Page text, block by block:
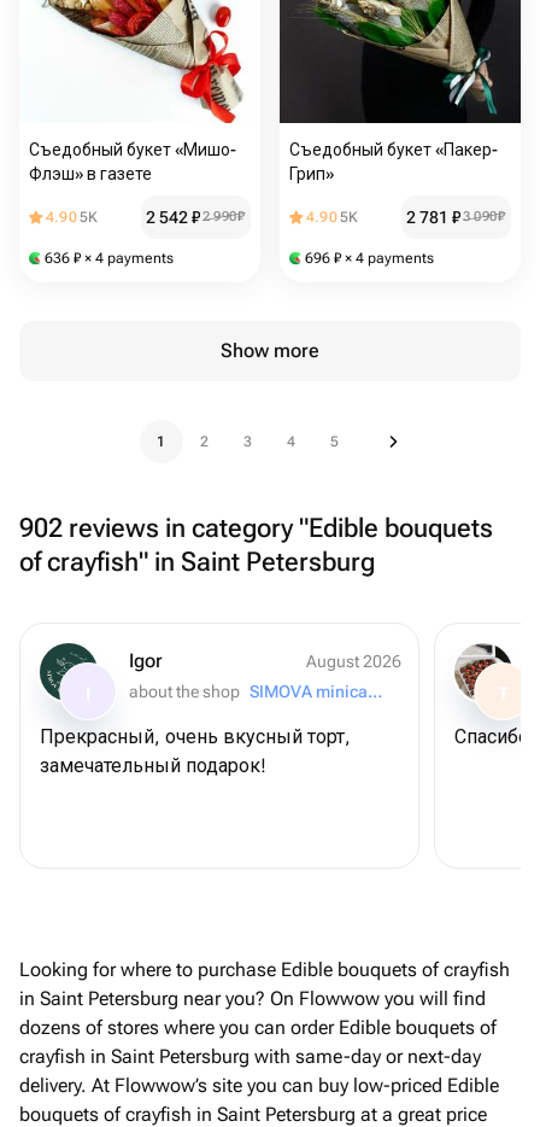
Съедобный букет «Мишо-
Флэш» в газете
4.905K 2 542₽2 990₽
636 ₽ × 4 payments
Съедобный букет «Пакер-
Грип»
4.905K 2 781 ₽3 090₽
696 ₽ × 4 payments
Show more
1 2 3 4 5
902 reviews in category "Edible bouquets
of crayfish" in Saint Petersburg
Igor
August 2026
about the shop
SIMOVA minicake for you
Прекрасный, очень вкусный торт,
замечательный подарок!
T
Спасибо
Looking for where to purchase Edible bouquets of crayfish
in Saint Petersburg near you? On Flowwow you will find
dozens of stores where you can order Edible bouquets of
crayfish in Saint Petersburg with same-day or next-day
delivery. At Flowwow’s site you can buy low-priced Edible
bouquets of crayfish in Saint Petersburg at a great price